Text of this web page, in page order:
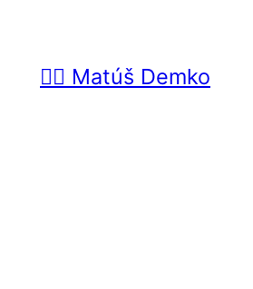
obsah
🙋‍♂️ Matúš Demko